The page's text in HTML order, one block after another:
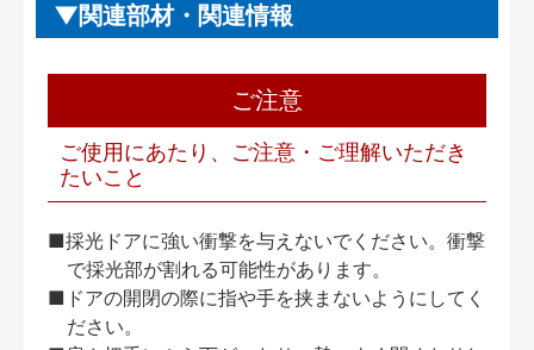
関連部材・関連情報
ご注意
ご使用にあたり、ご注意・ご理解いただき
たいこと
■採光ドアに強い衝撃を与えないでください。衝撃
で採光部が割れる可能性があります。
■ドアの開閉の際に指や手を挟まないようにしてく
ださい。